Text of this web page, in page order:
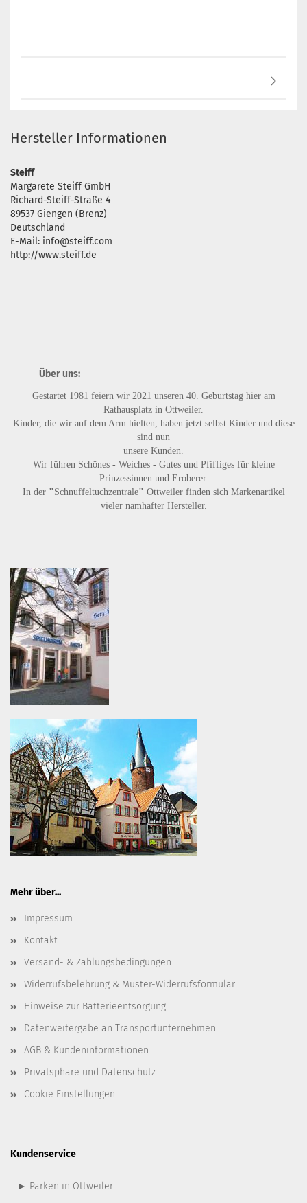
Hersteller Informationen
Steiff
Margarete Steiff GmbH
Richard-Steiff-Straße 4
89537 Giengen (Brenz)
Deutschland
E-Mail: info@steiff.com
http://www.steiff.de
Über uns:
Gestartet 1981 feiern wir 2021 unseren 40. Geburtstag hier am
Rathausplatz in Ottweiler.
Kinder, die wir auf dem Arm hielten, haben jetzt selbst Kinder und diese
sind nun
unsere Kunden.
Wir führen Schönes - Weiches - Gutes und Pfiffigesfür kleine
Prinzessinnen und Eroberer.
In der " Schnuffeltuchzentrale" Ottweiler finden sich Markenartikel
vieler namhafter Hersteller.
Mehr über...
Impressum
Kontakt
Versand- & Zahlungsbedingungen
Widerrufsbelehrung & Muster-Widerrufsformular
Hinweise zur Batterieentsorgung
Datenweitergabe an Transportunternehmen
AGB & Kundeninformationen
Privatsphäre und Datenschutz
Cookie Einstellungen
Kundenservice
► Parken in Ottweiler